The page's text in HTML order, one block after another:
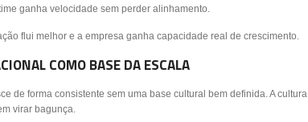
ganha velocidade sem perder alinhamento.
flui melhor e a empresa ganha capacidade real de crescimento.
COMO BASE DA ESCALA
de forma consistente sem uma base cultural bem definida. A cultura
virar bagunça.